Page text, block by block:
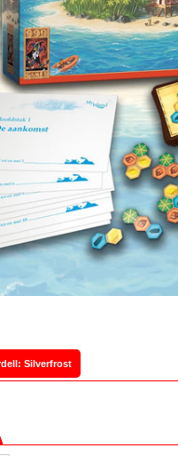
Silverfrost